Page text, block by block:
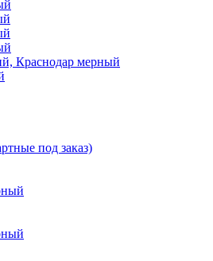
Краснодар мерный
под заказ)